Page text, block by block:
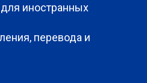
иностранных
перевода и